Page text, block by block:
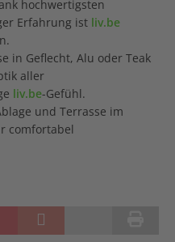
hochwertigsten
Erfahrung ist liv.be
in Geflecht, Alu oder Teak
aller
liv.be-Gefühl.
und Terrasse im
comfortabel